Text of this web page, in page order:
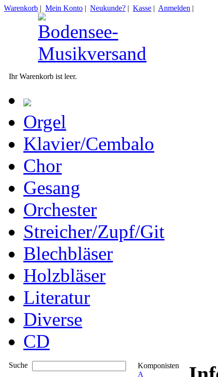
Warenkorb | Mein Konto | Neukunde? | Kasse | Anmelden |
Ihr Warenkorb ist leer.
Orgel
Klavier/Cembalo
Chor
Gesang
Orchester
Streicher/Zupf/Git
Blechbläser
Holzbläser
Literatur
Diverse
CD
Suche
Komponisten
A